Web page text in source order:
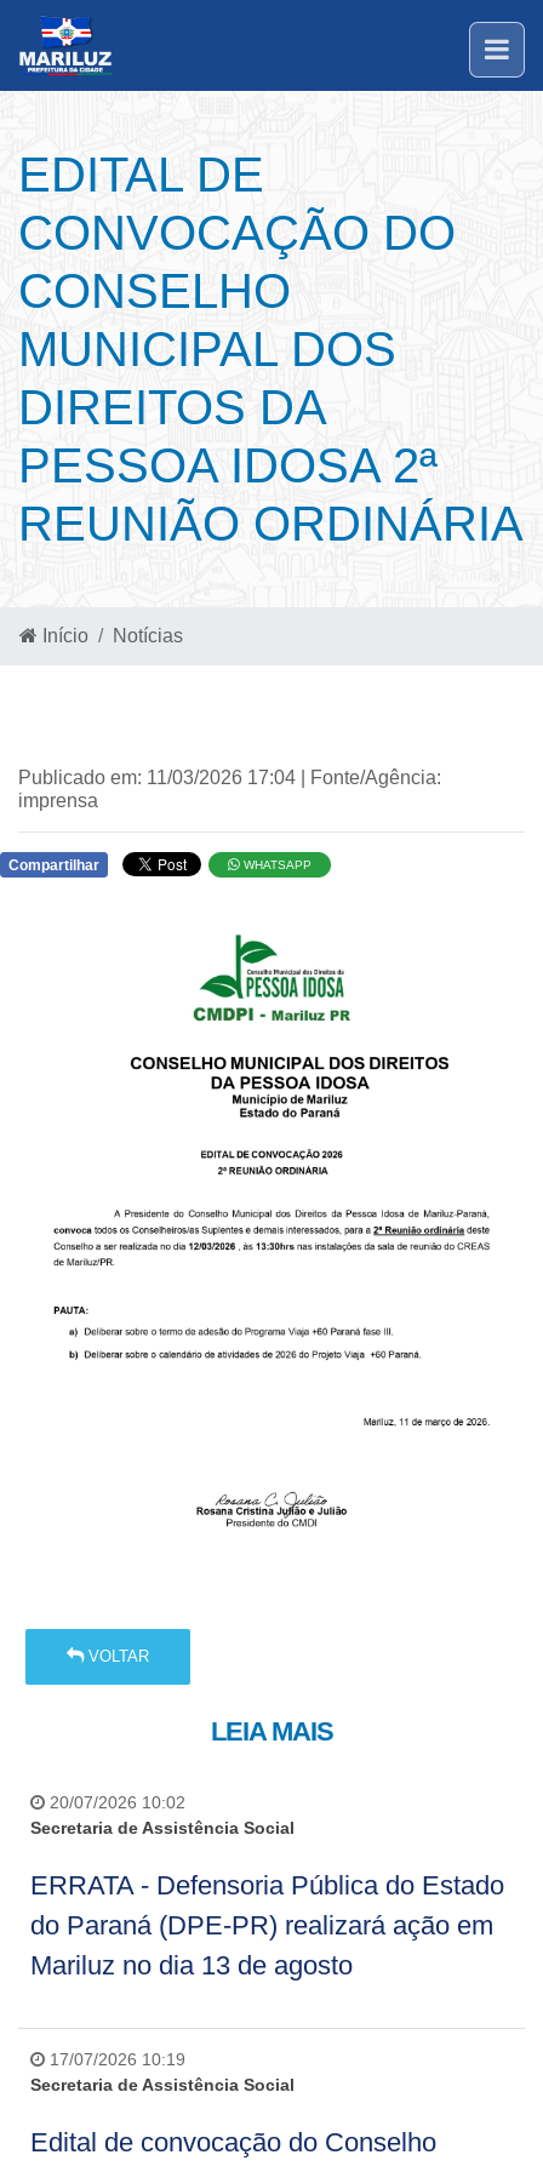
EDITAL DE
CONVOCAÇÃO DO
CONSELHO
MUNICIPAL DOS
DIREITOS DA
PESSOA IDOSA 2ª
REUNIÃO ORDINÁRIA
Início Notícias
Publicado em: 11/03/2026 17:04 | Fonte/Agência:
imprensa
Compartilhar WHATSAPP
VOLTAR
LEIA MAIS
20/07/2026 10:02
Secretaria de Assistência Social
ERRATA - Defensoria Pública do Estado
do Paraná (DPE-PR) realizará ação em
Mariluz no dia 13 de agosto
17/07/2026 10:19
Secretaria de Assistência Social
Edital de convocação do Conselho